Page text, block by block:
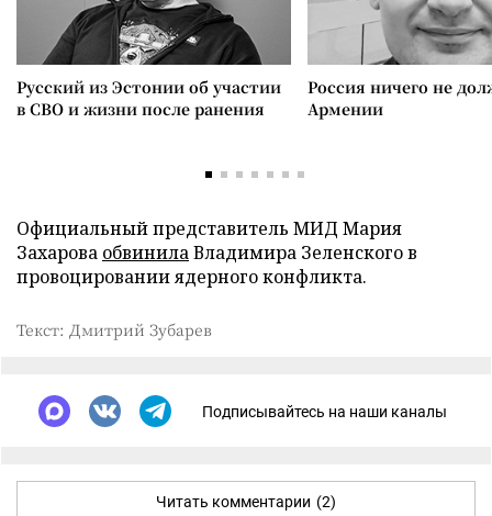
Русский из Эстонии об участии
в СВО и жизни после ранения
Россия ничего не
Армении
Официальный представитель МИД Мария
Захарова обвинилаВладимира Зеленского в
провоцировании ядерного конфликта.
Текст: Дмитрий Зубарев
Подписывайтесь на наши каналы
Читать комментарии (2)